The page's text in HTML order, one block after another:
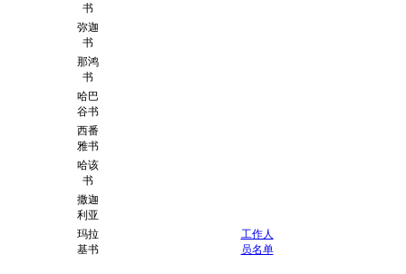
书
弥迦
书
那鸿
书
哈巴
谷书
西番
雅书
哈该
书
撒迦
利亚
玛拉
基书
工作人
员名单